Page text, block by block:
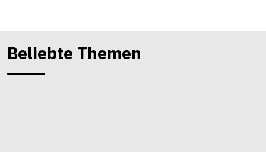
Beliebte Themen